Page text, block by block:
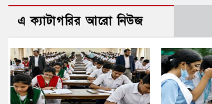
এ ক্যাটাগরির আরো নিউজ